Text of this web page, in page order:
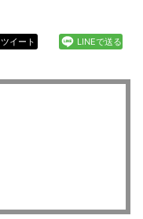
ツイート LINEで送る